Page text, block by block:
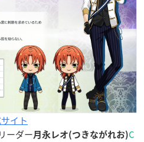
イト
ーダー月永レオ(つきながれお)C